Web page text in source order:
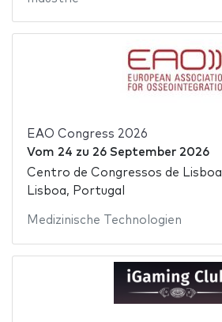
EAO Congress 2026
Vom 24 zu 26 September 2026
Centro de Congressos de Lisboa
Lisboa, Portugal
Medizinische Technologien